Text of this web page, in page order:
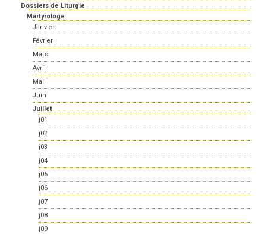
Dossiers de Liturgie
Martyrologe
Janvier
Février
Mars
Avril
Mai
Juin
Juillet
j01
j02
j03
j04
j05
j06
j07
j08
j09